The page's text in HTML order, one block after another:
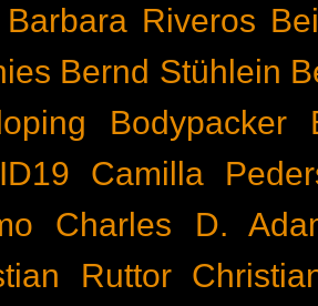
Barbara Riveros
Bernd Stühlein
Bodypacker
Camilla
Charles D.
Ruttor